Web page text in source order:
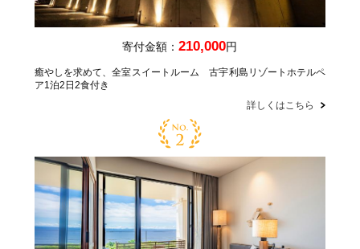
寄付金額：210,000円
癒やしを求めて、全室スイートルーム 古宇利島リゾートホテルペ
ア1泊2日2食付き
詳しくはこちら